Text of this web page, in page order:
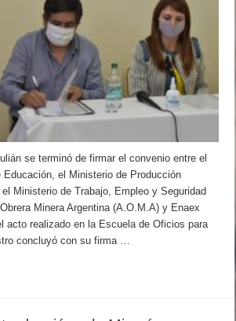
se terminó de firmar el convenio entre el
Educación, el Ministerio de Producción
Ministerio de Trabajo, Empleo y Seguridad
Minera Argentina (A.O.M.A) y Enaex
acto realizado en la Escuela de Oficios para
concluyó con su firma …